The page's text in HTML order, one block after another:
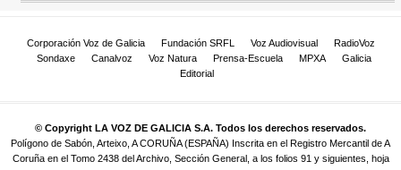
Corporación Voz de Galicia Fundación SRFL Voz Audiovisual
RadioVoz
Sondaxe
Canalvoz Voz Natura Prensa-Escuela MPXA
Galicia
Editorial
© Copyright LA VOZ DE GALICIA S.A. Todos los derechos reservados.
Polígono de Sabón, Arteixo, A CORUÑA (ESPAÑA) Inscrita en el Registro Mercantil de A
Coruña en el Tomo 2438 del Archivo, Sección General, a los folios 91 y siguientes, hoja